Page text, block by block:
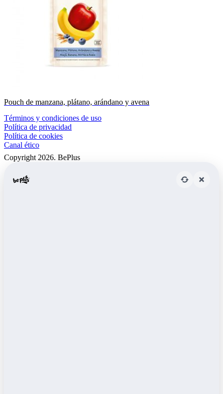
Pouch de manzana, plátano, arándano y avena
Términos y condiciones de uso
Política de privacidad
Política de cookies
Canal ético
Copyright 2026. BePlus